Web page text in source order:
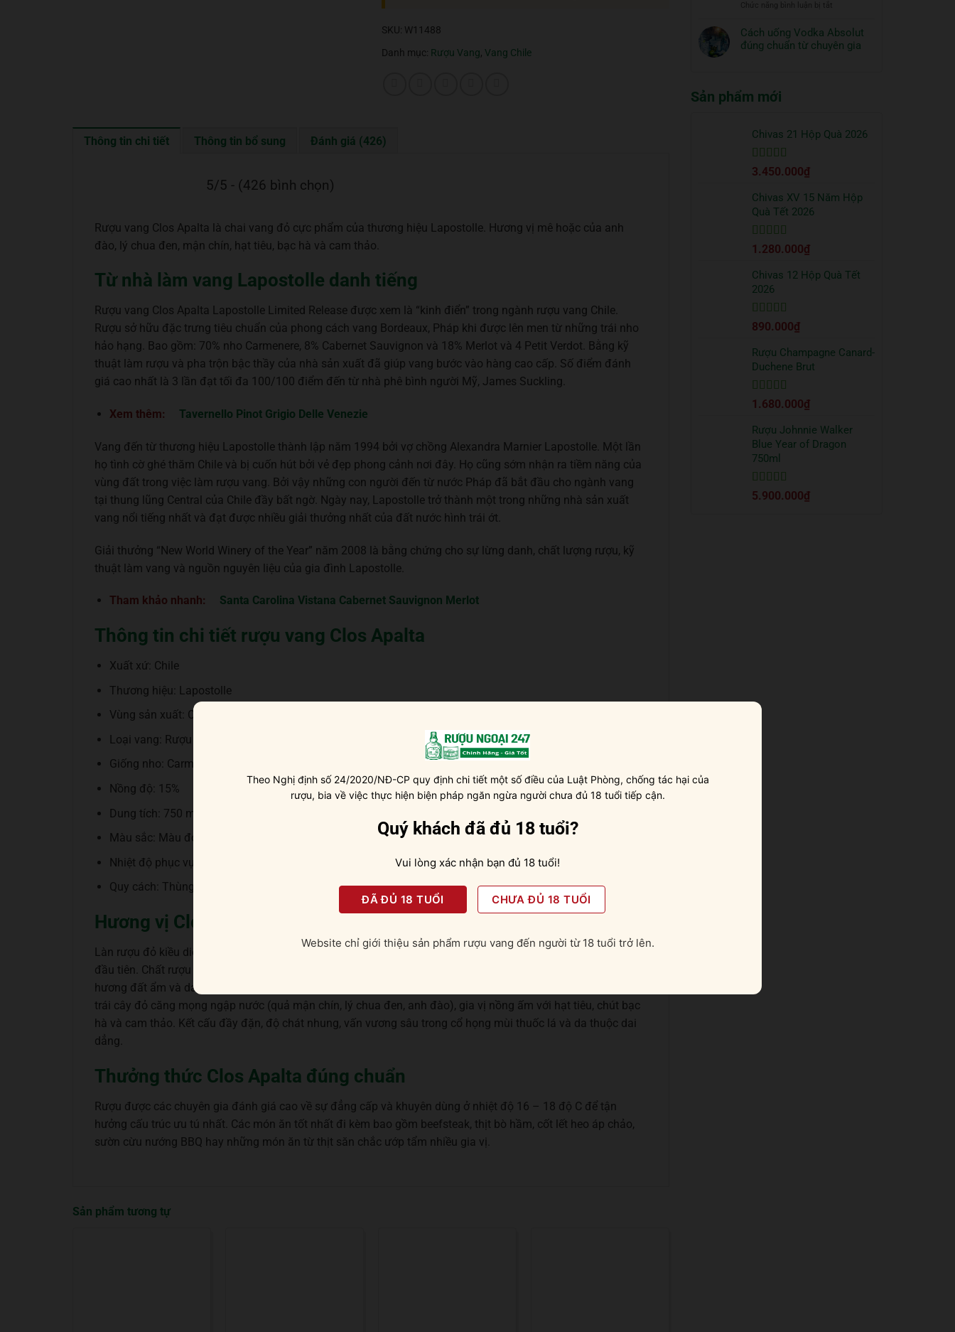
không?
quà
Tết
Chức năng bình luận bị tắt
mẫu
rượu
nên
Cách uống Vodka Absolut
đúng chuẩn từ chuyên gia
luận
uống
Vodka
Absolut
đúng
chuyên
Sản phẩm mới
Chivas 21 Hộp Quà 2026
Được xếp
5 sao
3.450.000₫
Chivas XV 15 Năm Hộp
Quà Tết 2026
Được xếp
5 sao
1.280.000₫
Chivas 12 Hộp Quà Tết
2026
Được xếp
5 sao
890.000₫
Rượu Champagne Canard-
Duchene Brut
Được xếp
5 sao
1.680.000₫
Rượu Johnnie Walker
Blue Year of Dragon
750ml
Được xếp
5 sao
5.900.000₫
SKU: W11488
Danh mục: Rượu Vang, Vang Chile
Thông tin chi tiết Thông tin bổ sung Đánh giá (426)
5/5 - (426 bình chọn)
Rượu vang Clos Apalta là chai vang đỏ cực phẩm của thương hiệu Lapostolle. Hương vị mê hoặc của anh
đào, lý chua đen, mận chín, hạt tiêu, bạc hà và cam thảo.
Từ nhà làm vang Lapostolle danh tiếng
Rượu vang Clos Apalta Lapostolle Limited Release được xem là “kinh điển” trong ngành rượu vang Chile.
Rượu sở hữu đặc trưng tiêu chuẩn của phong cách vang Bordeaux, Pháp khi được lên men từ những trái nho
hảo hạng. Bao gồm: 70% nho Carmenere, 8% Cabernet Sauvignon và 18% Merlot và 4 Petit Verdot. Bằng kỹ
thuật làm rượu và pha trộn bậc thầy của nhà sản xuất đã giúp vang bước vào hàng cao cấp. Số điểm đánh
giá cao nhất là 3 lần đạt tối đa 100/100 điểm đến từ nhà phê bình người Mỹ, James Suckling.
Xem thêm: Tavernello Pinot Grigio Delle Venezie
Vang đến từ thương hiệu Lapostolle thành lập năm 1994 bởi vợ chồng Alexandra Marnier Lapostolle. Một lần
họ tình cờ ghé thăm Chile và bị cuốn hút bởi vẻ đẹp phong cảnh nơi đây. Họ cũng sớm nhận ra tiềm năng của
vùng đất trong việc làm rượu vang. Bởi vậy những con người đến từ nước Pháp đã bắt đầu cho ngành vang
tại thung lũng Central của Chile đầy bất ngờ. Ngày nay, Lapostolle trở thành một trong những nhà sản xuất
vang nổi tiếng nhất và đạt được nhiều giải thưởng nhất của đất nước hình trái ớt.
Giải thưởng “New World Winery of the Year” năm 2008 là bằng chứng cho sự lừng danh, chất lượng rượu, kỹ
thuật làm vang và nguồn nguyên liệu của gia đình Lapostolle.
Tham khảo nhanh: Santa Carolina Vistana Cabernet Sauvignon Merlot
Thông tin chi tiết rượu vang Clos Apalta
Xuất xứ: Chile
Thương hiệu: Lapostolle
Vùng sản xuất: Central Valley / Colchagua
Loại vang: Rượu vang đỏ
Giống nho: Carmenère, Cabernet Sauvignon, Merlot
Nồng độ: 15%
Dung tích: 750 ml
Màu sắc: Màu đỏ ruby ánh tím sâu mê hoặc
Nhiệt độ phục vụ: Vang sẽ ngon nhất khi uống ở nhiệt độ từ 16-18 độ C
Quy cách: Thùng 6 chai
Hương vị Clos Apalta đặc trưng của thổ nhưỡng Apalta
Làn rượu đỏ kiều diễm với gam màu ngọc ruby ánh tím đậm sâu khiến người dùng ngây ngất ngay từ cái nhìn
đầu tiên. Chất rượu sóng sánh bung tỏa những nốt hương ngọt ngào của quả mọng, gỗ sồi, vanilla rồi đến
hương đất ẩm và da thuộc rất đỗi thân quen. Lan tràn trên nền hương thơm đó là những dư vị sống động của
trái cây đỏ căng mọng ngập nước (quả mận chín, lý chua đen, anh đào), gia vị nồng ấm với hạt tiêu, chút bạc
hà và cam thảo. Kết cấu đầy đặn, độ chát nhung, vấn vương sâu trong cổ họng mùi thuốc lá và da thuộc dai
dẳng.
Thưởng thức Clos Apalta đúng chuẩn
Rượu được các chuyên gia đánh giá cao về sự đẳng cấp và khuyên dùng ở nhiệt độ 16 – 18 độ C để tận
hưởng cấu trúc ưu tú nhất. Các món ăn tốt nhất đi kèm bao gồm beefsteak, thịt bò hầm, cốt lết heo áp chảo,
sườn cừu nướng BBQ hay những món ăn từ thịt săn chắc ướp tẩm nhiều gia vị.
Sản phẩm tương tự
Theo Nghị định số 24/2020/NĐ-CP quy định chi tiết một số điều của Luật Phòng, chống tác hại của
rượu, bia về việc thực hiện biện pháp ngăn ngừa người chưa đủ 18 tuổi tiếp cận.
Quý khách đã đủ 18 tuổi?
Vui lòng xác nhận bạn đủ 18 tuổi!
ĐÃ ĐỦ 18 TUỔI CHƯA ĐỦ 18 TUỔI
Website chỉ giới thiệu sản phẩm rượu vang đến người từ 18 tuổi trở lên.